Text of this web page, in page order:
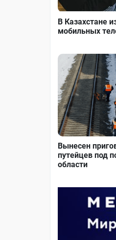
В Казахстане
мобильных
Вынесен
путейцев под
области